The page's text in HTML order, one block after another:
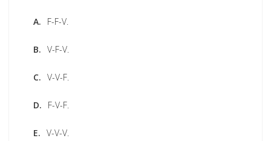
A. F-F-V.
B. V-F-V.
C. V-V-F.
D. F-V-F.
E. V-V-V.